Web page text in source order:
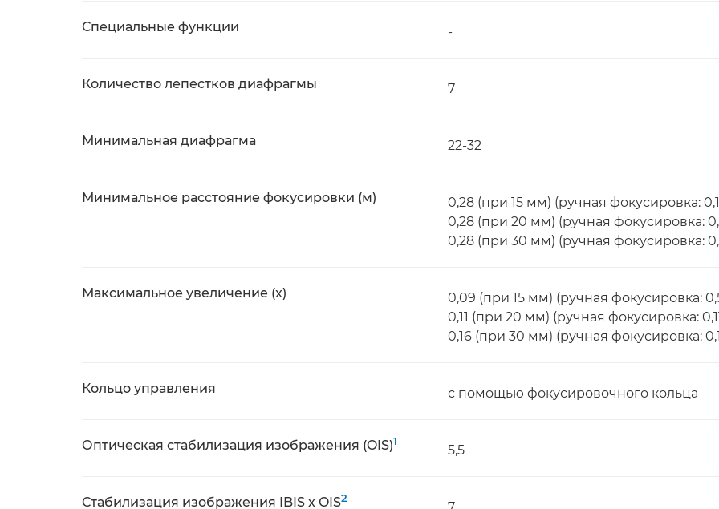
Специальные функции -
Количество лепестков диафрагмы 7
Минимальная диафрагма 22-32
Минимальное расстояние фокусировки (м)
0,28 (при 15 мм) (ручная фокусировка:
0,28 (при 20 мм) (ручная фокусировка:
0,28 (при 30 мм) (ручная фокусировка:
Максимальное увеличение (x)
0,09 (при 15 мм) (ручная фокусировка:
0,11 (при 20 мм) (ручная фокусировка:
0,16 (при 30 мм) (ручная фокусировка:
Кольцо управления с помощью фокусировочного кольца
Оптическая стабилизация изображения (OIS)1
5,5
Стабилизация изображения IBIS x OIS2